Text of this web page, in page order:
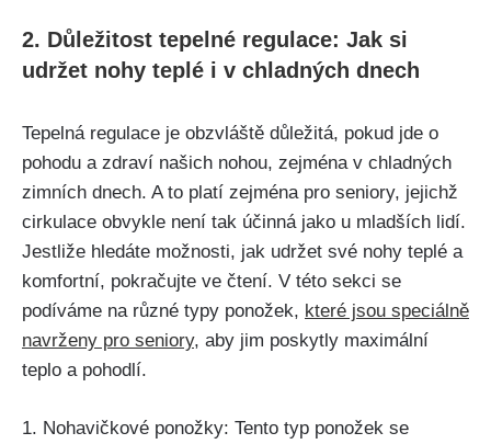
2. Důležitost tepelné regulace: Jak si
udržet nohy teplé i v chladných dnech
Tepelná regulace je obzvláště důležitá, pokud jde o
pohodu a zdraví našich nohou, zejména v chladných
zimních dnech. A to platí zejména pro seniory, jejichž
cirkulace obvykle není tak účinná jako u mladších lidí.
Jestliže hledáte možnosti, jak udržet své nohy teplé a
komfortní, pokračujte ve čtení. V této sekci se
podíváme na různé typy ponožek, které jsou speciálně
navrženy pro seniory, aby jim poskytly maximální
teplo a pohodlí.
1. Nohavičkové ponožky: Tento typ ponožek se